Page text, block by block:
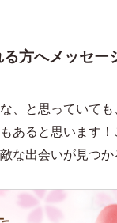
方へメッセー
、と思っていて
あると思います
な出会いが見つ